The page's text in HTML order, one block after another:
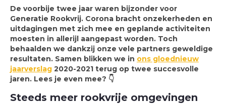
De voorbije twee jaar waren bijzonder voor
Generatie Rookvrij. Corona bracht onzekerheden en
uitdagingen met zich mee en geplande activiteiten
moesten in allerijl aangepast worden. Toch
behaalden we dankzij onze vele partners geweldige
resultaten. Samen blikken we in ons gloednieuw
jaarverslag 2020-2021 terug op twee succesvolle
jaren. Lees je even mee? 👇
Steeds meer rookvrije omgevingen